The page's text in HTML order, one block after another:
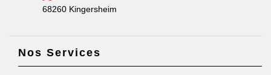
68260 Kingersheim
Nos Services